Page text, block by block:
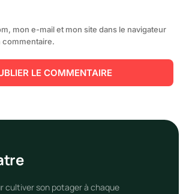
mon e-mail et mon site dans le navigateur
commentaire.
cultiver son potager à chaque